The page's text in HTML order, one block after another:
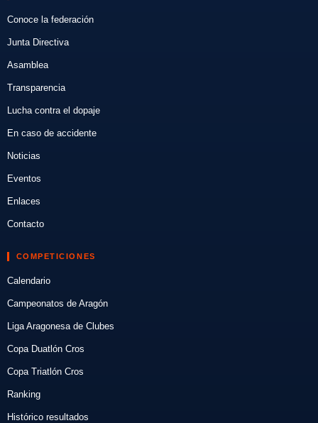
Conoce la federación
Junta Directiva
Asamblea
Transparencia
Lucha contra el dopaje
En caso de accidente
Noticias
Eventos
Enlaces
Contacto
COMPETICIONES
Calendario
Campeonatos de Aragón
Liga Aragonesa de Clubes
Copa Duatlón Cros
Copa Triatlón Cros
Ranking
Histórico resultados